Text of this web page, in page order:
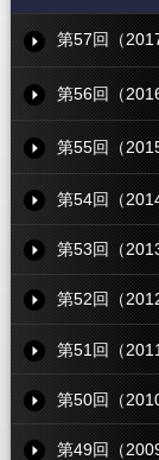
第57回（
第56回（
第55回（
第54回（
第53回（
第52回（
第51回（
第50回（
第49回（